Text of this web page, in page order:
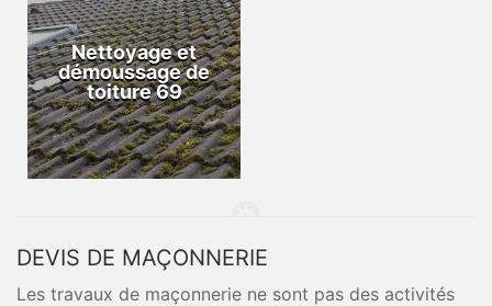
Nettoyage et
démoussage de
toiture 69
DEVIS DE MAÇONNERIE
Les travaux de maçonnerie ne sont pas des activités